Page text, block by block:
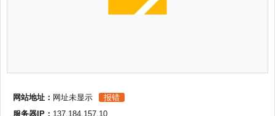
网站地址： 网址未显示
报错
服务器IP： 137.184.157.10